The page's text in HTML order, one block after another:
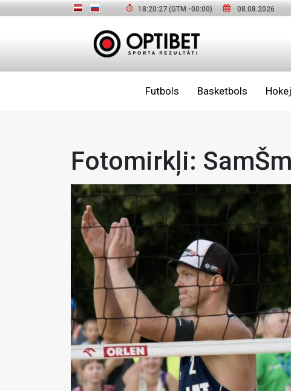
18:20:29 (GTM -00:00) 08.08.2026
Futbols Basketbols
Fotomirkļi: